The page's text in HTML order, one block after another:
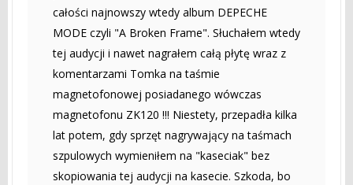
całości najnowszy wtedy album DEPECHE
MODE czyli "A Broken Frame". Słuchałem wtedy
tej audycji i nawet nagrałem całą płytę wraz z
komentarzami Tomka na taśmie
magnetofonowej posiadanego wówczas
magnetofonu ZK120 !!! Niestety, przepadła kilka
lat potem, gdy sprzęt nagrywający na taśmach
szpulowych wymieniłem na "kaseciak" bez
skopiowania tej audycji na kasecie. Szkoda, bo